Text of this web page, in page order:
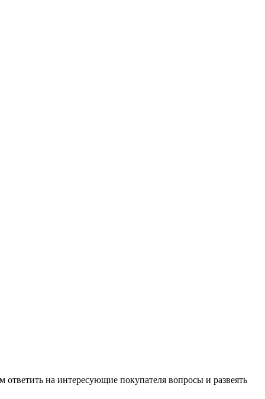
на интересующие покупателя вопросы и развеять